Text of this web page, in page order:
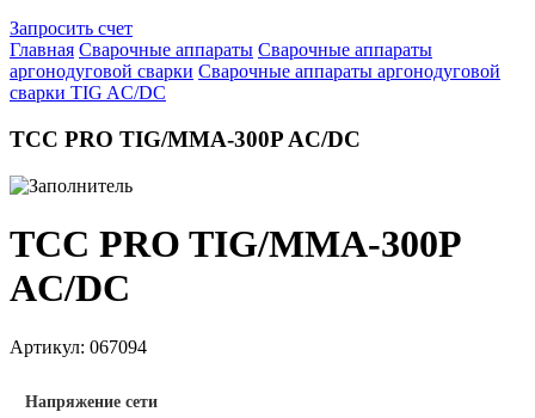
Запросить счет
Главная Сварочные аппараты Сварочные аппараты
аргонодуговой сварки Сварочные аппараты аргонодуговой
сварки TIG AC/DC
ТСС PRO TIG/MMA-300P AC/DC
ТСС PRO TIG/MMA-300P
AC/DC
Артикул: 067094
Напряжение сети